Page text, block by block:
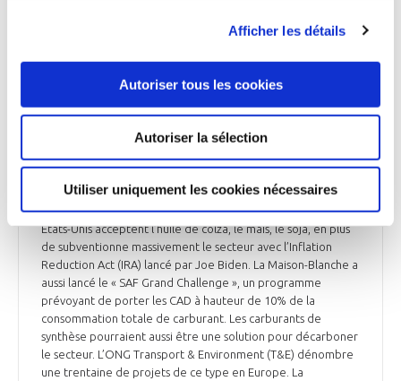
Afficher les détails
Autoriser tous les cookies
Autoriser la sélection
Utiliser uniquement les cookies nécessaires
en 2022 à près de 400 millions en 2050, dont 30 à 50 millions
prévoit une production de 210 000 tonnes en 2025. Du fait
coûteux que le kérosène. Les ressources en biomasse sont
également limitées par le manque de matières premières,
mais aussi en raison d’un certain nombre de contraintes en
ressources en compétition avec un usage alimentaire ou
susceptible de dégrader l’usage des sols. De leur côté, les
États-Unis acceptent l’huile de colza, le maïs, le soja, en plus
de subventionne massivement le secteur avec l’Inflation
Reduction Act (IRA) lancé par Joe Biden. La Maison-Blanche a
aussi lancé le « SAF Grand Challenge », un programme
prévoyant de porter les CAD à hauteur de 10% de la
consommation totale de carburant. Les carburants de
synthèse pourraient aussi être une solution pour décarboner
le secteur. L’ONG Transport & Environment (T&E) dénombre
une trentaine de projets de ce type en Europe. La